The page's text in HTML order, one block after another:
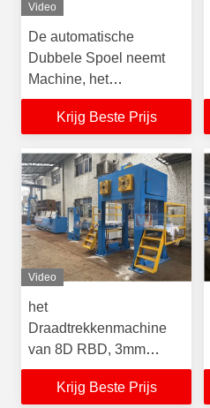
Video
De automatische
Dubbele Spoel neemt
Machine, het
Draadtrekkenmachine
van het Koperaluminium
Krijg Beste Prijs
Video
het
Draadtrekkenmachine
van 8D RBD, 3mm
Koperdraad die Machine
makenKrijg Beste Prijs